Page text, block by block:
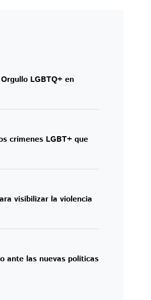
LGBTQ+ en
crímenes LGBT+ que
visibilizar la violencia
ante las nuevas políticas